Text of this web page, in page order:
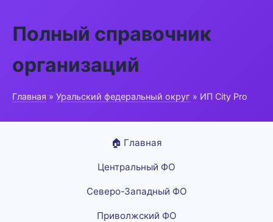
Полный справочник
организаций
Главная » Уральский федеральный округ » ИП City Pro
🏠 Главная
Центральный ФО
Северо-Западный ФО
Приволжский ФО